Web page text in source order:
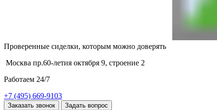
Проверенные сиделки, которым можно доверять
Москва пр.60-летия октября 9, строение 2
Работаем 24/7
+7 (495) 669-9103
Заказать звонок Задать вопрос